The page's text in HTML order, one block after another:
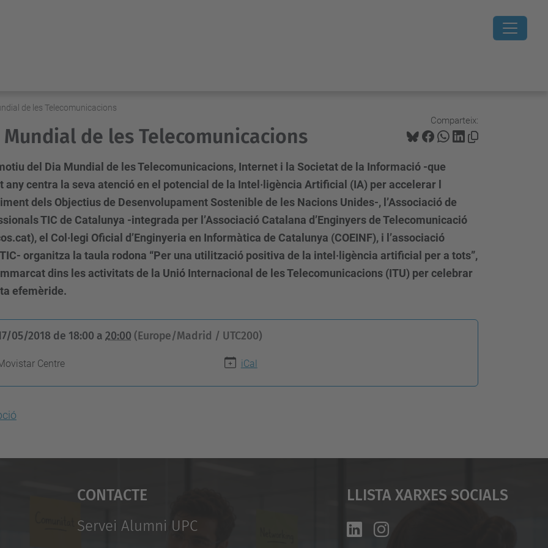
de les Telecomunicacions
Comparteix:
Mundial de les Telecomunicacions
del Dia Mundial de les Telecomunicacions, Internet i la Societat de la Informació -que
any centra la seva atenció en el potencial de la Intel·ligència Artificial (IA) per accelerar l
dels Objectius de Desenvolupament Sostenible de les Nacions Unides-, l’Associació de
TIC de Catalunya -integrada per l’Associació Catalana d’Enginyers de Telecomunicació
el Col·legi Oficial d’Enginyeria en Informàtica de Catalunya (COEINF), i l’associació
organitza la taula rodona “Per una utilització positiva de la intel·ligència artificial per a tots”,
dins les activitats de la Unió Internacional de les Telecomunicacions (ITU) per celebrar
efemèride.
05/2018 de 18:00 a20:00 (Europe/Madrid / UTC200)
Centre iCal
Contacte
Servei Alumni UPC
Llista Xarxes Socials